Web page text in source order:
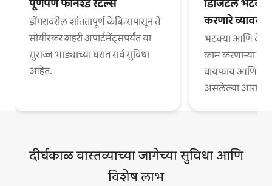
पूर्णपणे फर्निश्ड रेंटल्स
डोंगरावरील शांततापूर्ण केबिन्सपासून ते
सोयीस्कर शहरी अपार्टमेंट्सपर्यंत या
सुसज्ज भाड्याच्या घरात सर्व सुविधा
आहेत.
डिजिटल भटके
करणारे
भटक्या आणि
काम करणाऱ्या
वायफाय आणि
असलेल्या
दीर्घकाळ वास्तव्याच्या जागेच्या सुविधा आणि
विशेष लाभ